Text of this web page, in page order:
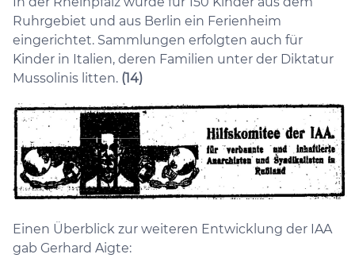
Ruhrgebiet und aus Berlin ein Ferienheim
eingerichtet. Sammlungen erfolgten auch für
Kinder in Italien, deren Familien unter der Diktatur
Mussolinis litten. (14)
Einen Überblick zur weiteren Entwicklung der IAA
gab Gerhard Aigte: